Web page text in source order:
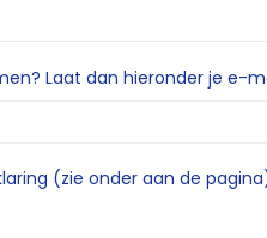
Laat dan hieronder je e-
(zie onder aan de